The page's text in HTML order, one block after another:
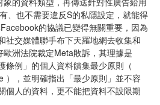
象的資料類型，再傳送針對性廣告給用
、也不需要違反S的私隱設定，就能得
的協議已變得無關重要，因為
社交媒體聯手布下天羅地網去收集和
歐洲法院裁定Meta敗訴，其理據是
條例」的個人資料饋集最少原則（
），並明確指出「最少原則」並不容
個人的資料，更不能把資料不設限期